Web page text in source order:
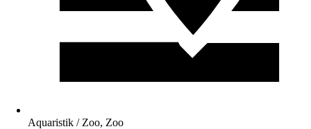
Aquaristik / Zoo, Zoo